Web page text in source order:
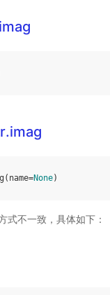
( name=None)
式不一致，具体如下：